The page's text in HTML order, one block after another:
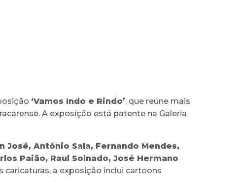
‘Vamos Indo e Rindo’, que reúne mais
A exposição está patente na Galeria
José, António Sala, Fernando Mendes,
Paião, Raul Solnado, José Hermano
caricaturas, a exposição inclui cartoons